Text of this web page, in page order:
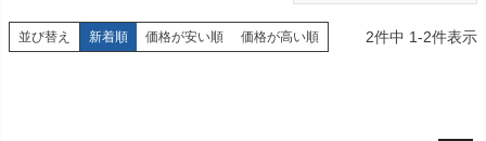
並び替え 新着順 価格が安い順 価格が高い順 2件中 1-2件表示